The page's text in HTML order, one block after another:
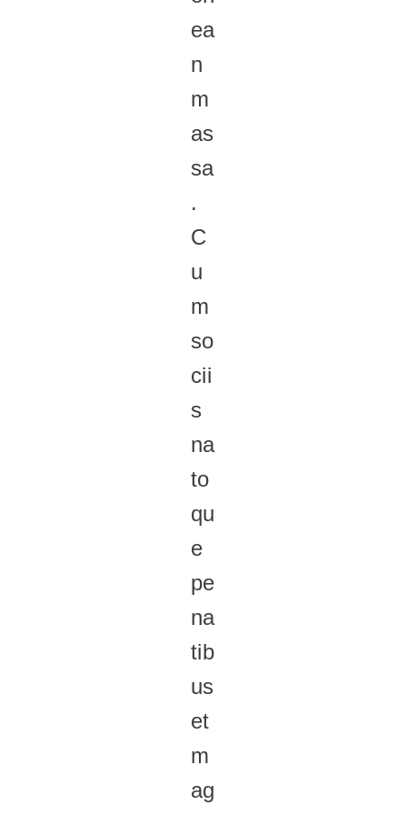
ea
n
m
as
sa
.
C
u
m
so
cii
s
na
to
qu
e
pe
na
tib
us
et
m
ag